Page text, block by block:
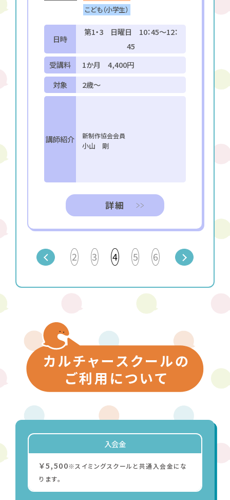
こども（小学生）
日時
第1・3 日曜日 10：45～12：
45
受講料
1か月 4,400円
対象
2歳～
講師紹介 新制作協会会員
小山 剛
詳細
2 3 4 5 6
入会金
￥5,500※スイミングスクールと共通入会金にな
ります。